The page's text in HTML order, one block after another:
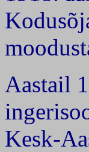
Aastail
Kesk-